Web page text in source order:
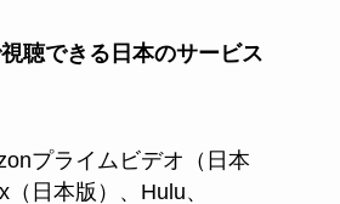
聴できる日本のサービス
プライムビデオ（日本
日本版）、Hulu、